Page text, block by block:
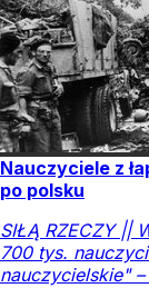
Nauczyciele z
po polsku
SIŁĄ RZECZY ||
700 tys.
nauczycielskie"